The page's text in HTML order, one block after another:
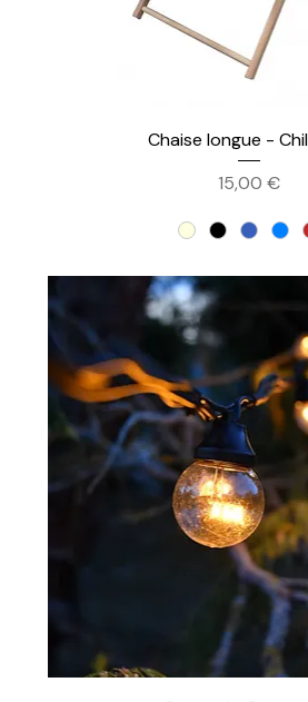
Chaise longue -
Prix
15,00 €